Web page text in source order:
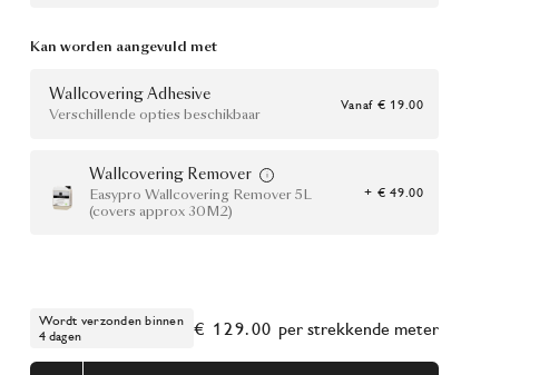
Kan worden aangevuld met
Wallcovering Adhesive
Verschillende opties beschikbaar
Vanaf € 19.00
Wallcovering Remover
Easypro Wallcovering Remover 5L
(covers approx 30M2)
+ € 49.00
Wordt verzonden binnen
4 dagen
€ 129.00 per strekkende meter